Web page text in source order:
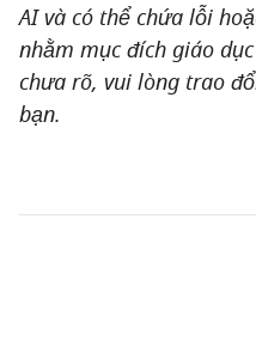
AI và có thể chứa lỗi
nhằm mục đích giáo
chưa rõ, vui lòng trao
bạn.